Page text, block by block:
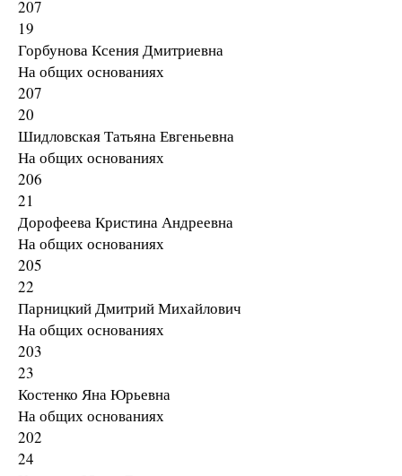
207
19
Горбунова Ксения Дмитриевна
На общих основаниях
207
20
Шидловская Татьяна Евгеньевна
На общих основаниях
206
21
Дорофеева Кристина Андреевна
На общих основаниях
205
22
Парницкий Дмитрий Михайлович
На общих основаниях
203
23
Костенко Яна Юрьевна
На общих основаниях
202
24